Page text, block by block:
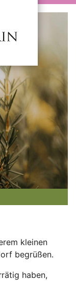
kleinen
begrüßen.
haben,